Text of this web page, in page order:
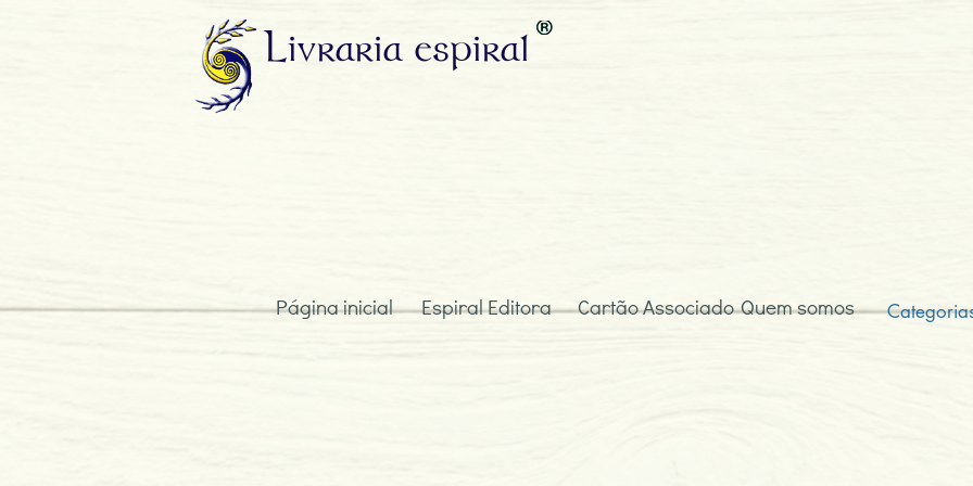
Livraria espiral
Página inicial Espiral Editora Cartão Associado Quem somos